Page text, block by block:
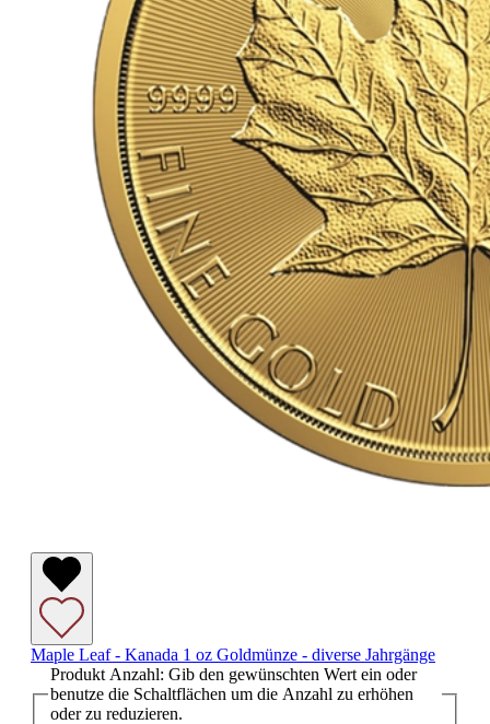
Maple Leaf - Kanada 1 oz Goldmünze - diverse Jahrgänge
Produkt Anzahl: Gib den gewünschten Wert ein oder
benutze die Schaltflächen um die Anzahl zu erhöhen
oder zu reduzieren.